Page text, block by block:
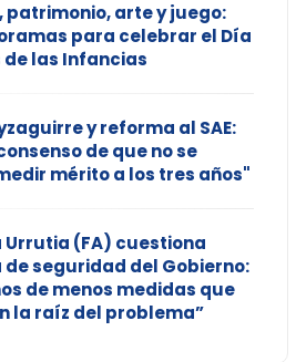
patrimonio, arte y juego:
para celebrar el Día
de las Infancias
y reforma al SAE:
de que no se
mérito a los tres años"
Urrutia (FA) cuestiona
seguridad del Gobierno:
de menos medidas que
la raíz del problema”